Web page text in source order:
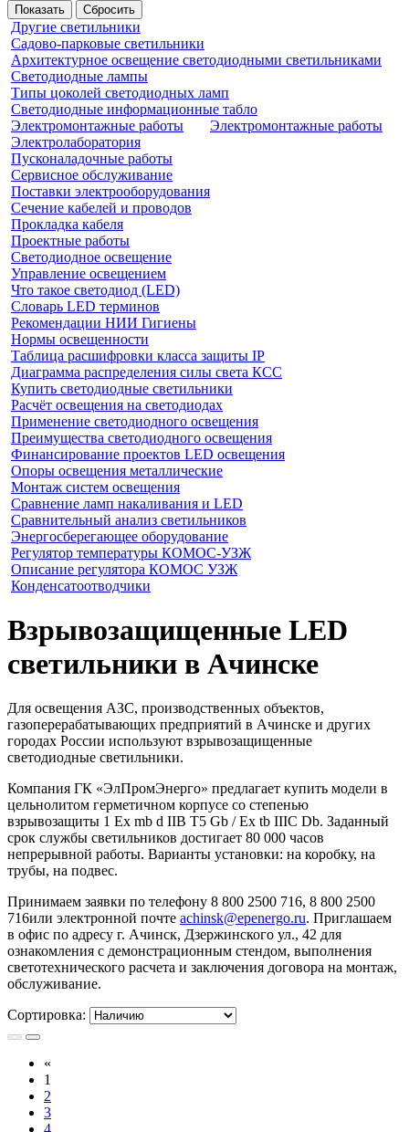
Показать Сбросить
Другие светильники
Садово-парковые светильники
Архитектурное освещение светодиодными светильниками
Светодиодные лампы
Типы цоколей светодиодных ламп
Светодиодные информационные табло
Электромонтажные работы
Электромонтажные работы
Электролаборатория
Пусконаладочные работы
Сервисное обслуживание
Поставки электрооборудования
Сечение кабелей и проводов
Прокладка кабеля
Проектные работы
Светодиодное освещение
Управление освещением
Что такое светодиод (LED)
Словарь LED терминов
Рекомендации НИИ Гигиены
Нормы освещенности
Таблица расшифровки класса защиты IP
Диаграмма распределения силы света КСС
Купить светодиодные светильники
Расчёт освещения на светодиодах
Применение светодиодного освещения
Преимущества светодиодного освещения
Финансирование проектов LED освещения
Опоры освещения металлические
Монтаж систем освещения
Сравнение ламп накаливания и LED
Сравнительный анализ светильников
Энергосберегающее оборудование
Регулятор температуры КОМОС-УЗЖ
Описание регулятора КОМОС УЗЖ
Конденсатоотводчики
Взрывозащищенные LED
светильники в Ачинске
Для освещения АЗС, производственных объектов,
газоперерабатывающих предприятий в Ачинске и других
городах России используют взрывозащищенные
светодиодные светильники.
Компания ГК «ЭлПромЭнерго» предлагает купить модели в
цельнолитом герметичном корпусе со степенью
взрывозащиты 1 Ex mb d IIB T5 Gb / Ex tb IIIC Db. Заданный
срок службы светильников достигает 80 000 часов
непрерывной работы. Варианты установки: на коробку, на
трубы, на подвес.
Принимаем заявки по телефону 8 800 2500 716, 8 800 2500
716или электронной почте achinsk@epenergo.ru. Приглашаем
в офис по адресу г. Ачинск, Дзержинского ул., 42 для
ознакомления с демонстрационным стендом, выполнения
светотехнического расчета и заключения договора на монтаж,
обслуживание.
Сортировка:
«
1
2
3